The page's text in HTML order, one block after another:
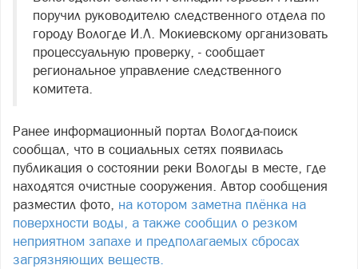
поручил руководителю следственного отдела по
городу Вологде И.Л. Мокиевскому организовать
процессуальную проверку, - сообщает
региональное управление следственного
комитета.
Ранее информационный портал Вологда-поиск
сообщал, что в социальных сетях появилась
публикация о состоянии реки Вологды в месте, где
находятся очистные сооружения. Автор сообщения
разместил фото, на котором заметна плёнка на
поверхности воды, а также сообщил о резком
неприятном запахе и предполагаемых сбросах
загрязняющих веществ.